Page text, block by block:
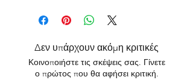
• Seafood shears
• Oyster knife
Δεν υπάρχουν ακόμη κριτικές
Κοινοποιήστε τις σκέψεις σας. Γίνετε
ο πρώτος που θα αφήσει κριτική.